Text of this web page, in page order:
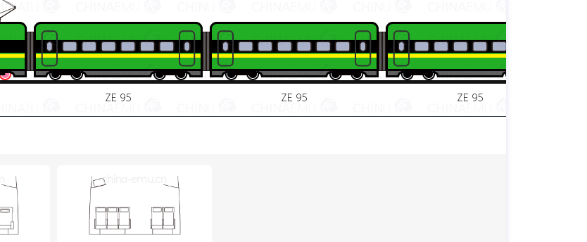
ZE 95 ZE 95 ZE 95
china-emu.cn